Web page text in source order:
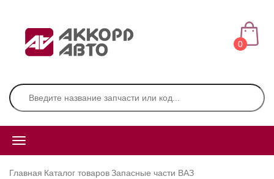
0
Главная Каталог товаровЗапасные части ВАЗ